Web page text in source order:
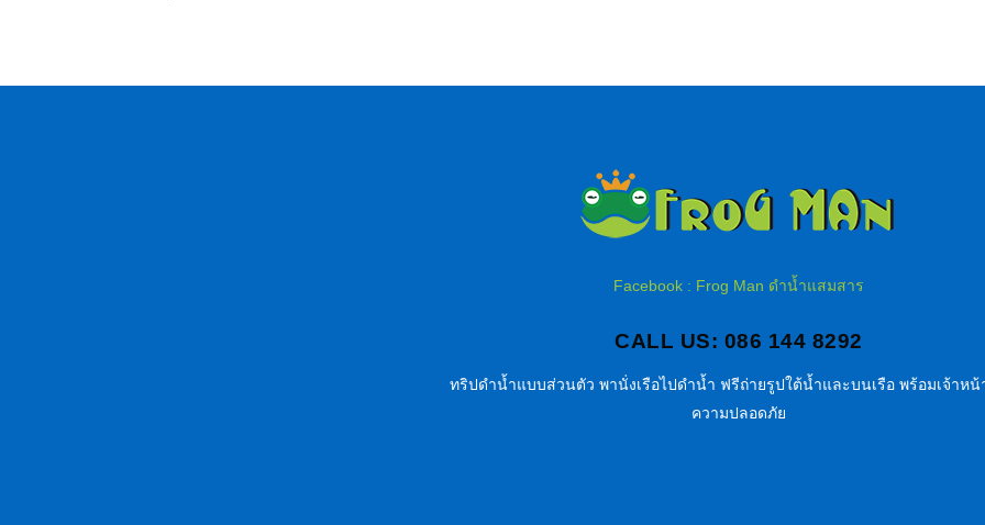
Facebook : Frog Man ดำน้ำแสมสาร
CALL US: 086 144 8292
ทริปดำน้ำแบบส่วนตัว พานั่งเรือไปดำน้ำ ฟรีถ่ายรูปใต้น้ำและบนเรือ พร้อมเจ้าห
ความปลอดภัย